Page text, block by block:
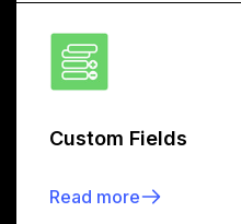
Custom Fields
Read more